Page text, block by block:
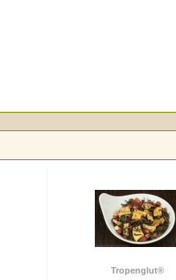
Tropenglut®